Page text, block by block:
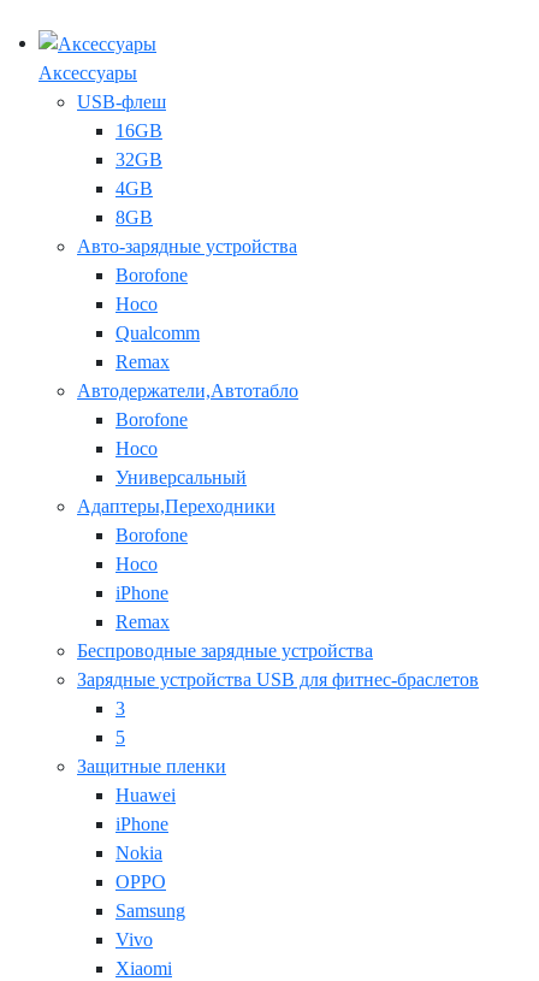
Аксессуары
USB-флеш
16GB
32GB
4GB
8GB
Авто-зарядные устройства
Borofone
Hoco
Qualcomm
Remax
Автодержатели,Автотабло
Borofone
Hoco
Универсальный
Адаптеры,Переходники
Borofone
Hoco
iPhone
Remax
Беспроводные зарядные устройства
Зарядные устройства USB для фитнес-браслетов
3
5
Защитные пленки
Huawei
iPhone
Nokia
OPPO
Samsung
Vivo
Xiaomi